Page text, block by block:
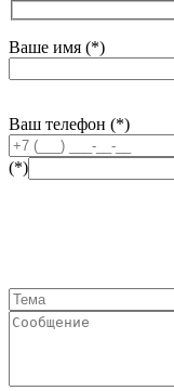
Ваше имя (*)
Ваш телефон (*)
(*)